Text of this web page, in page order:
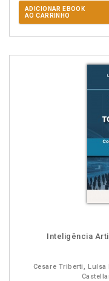
ADICIONAR EBOOK
AO CARRINHO
Inteligência
Cesare Triberti,